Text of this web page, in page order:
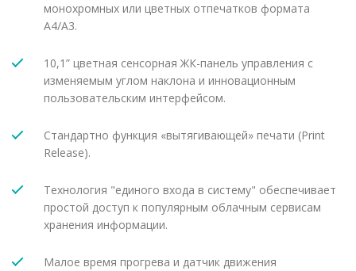
монохромных или цветных отпечатков формата
A4/A3.
10,1” цветная сенсорная ЖК-панель управления с
изменяемым углом наклона и инновационным
пользовательским интерфейсом.
Стандартно функция «вытягивающей» печати (Print
Release).
Технология "единого входа в систему" обеспечивает
простой доступ к популярным облачным сервисам
хранения информации.
Малое время прогрева и датчик движения